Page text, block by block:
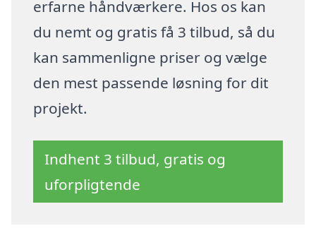
erfarne håndværkere. Hos os kan
du nemt og gratis få 3 tilbud, så du
kan sammenligne priser og vælge
den mest passende løsning for dit
projekt.
Indhent 3 tilbud, gratis og
uforpligtende